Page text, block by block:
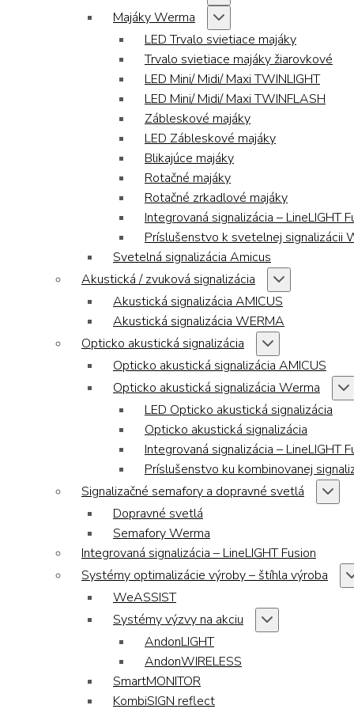
Majáky Werma
LED Trvalo svietiace majáky
Trvalo svietiace majáky žiarovkové
LED Mini/ Midi/ Maxi TWINLIGHT
LED Mini/ Midi/ Maxi TWINFLASH
Zábleskové majáky
LED Zábleskové majáky
Blikajúce majáky
Rotačné majáky
Rotačné zrkadlové majáky
Integrovaná signalizácia – LineLIGHT
Príslušenstvo k svetelnej signalizácii
Svetelná signalizácia Amicus
Akustická / zvuková signalizácia
Akustická signalizácia AMICUS
Akustická signalizácia WERMA
Opticko akustická signalizácia
Opticko akustická signalizácia AMICUS
Opticko akustická signalizácia Werma
LED Opticko akustická signalizácia
Opticko akustická signalizácia
Integrovaná signalizácia – LineLIGHT
Príslušenstvo ku kombinovanej
Signalizačné semafory a dopravné svetlá
Dopravné svetlá
Semafory Werma
Integrovaná signalizácia – LineLIGHT Fusion
Systémy optimalizácie výroby – štíhla výroba
WeASSIST
Systémy výzvy na akciu
AndonLIGHT
AndonWIRELESS
SmartMONITOR
KombiSIGN reflect